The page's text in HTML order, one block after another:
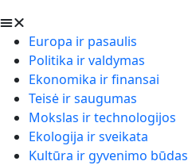
Europa ir pasaulis
Politika ir valdymas
Ekonomika ir finansai
Teisė ir saugumas
Mokslas ir technologijos
Ekologija ir sveikata
Kultūra ir gyvenimo būdas